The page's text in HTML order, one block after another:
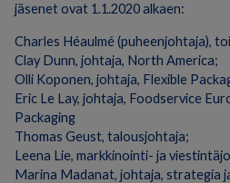
jäsenet ovat 1.1.2020 alkaen:
Charles Héaulmé (puheenjohtaja),
Clay Dunn, johtaja, North America;
Olli Koponen, johtaja, Flexible
Eric Le Lay, johtaja, Foodservice
Packaging
Thomas Geust, talousjohtaja;
Leena Lie, markkinointi- ja
Marina Madanat, johtaja, strategia